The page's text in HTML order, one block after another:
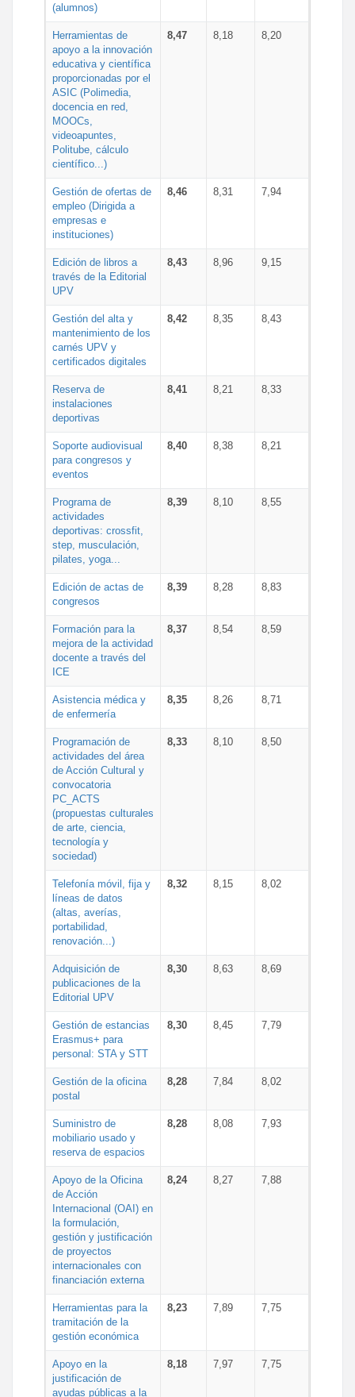
(alumnos)
Herramientas de
apoyo a la innovación
educativa y científica
proporcionadas por el
ASIC (Polimedia,
docencia en red,
MOOCs,
videoapuntes,
Politube, cálculo
científico...)
8,47 8,18 8,20
Gestión de ofertas de
empleo (Dirigida a
empresas e
instituciones)
8,46 8,31 7,94
Edición de libros a
través de la Editorial
UPV
8,43 8,96 9,15
Gestión del alta y
mantenimiento de los
carnés UPV y
certificados digitales
8,42 8,35 8,43
Reserva de
instalaciones
deportivas
8,41 8,21 8,33
Soporte audiovisual
para congresos y
eventos
8,40 8,38 8,21
Programa de
actividades
deportivas: crossfit,
step, musculación,
pilates, yoga...
8,39 8,10 8,55
Edición de actas de
congresos
8,39 8,28 8,83
Formación para la
mejora de la actividad
docente a través del
ICE
8,37 8,54 8,59
Asistencia médica y
de enfermería
8,35 8,26 8,71
Programación de
actividades del área
de Acción Cultural y
convocatoria
PC_ACTS
(propuestas culturales
de arte, ciencia,
tecnología y
sociedad)
8,33 8,10 8,50
Telefonía móvil, fija y
líneas de datos
(altas, averías,
portabilidad,
renovación...)
8,32 8,15 8,02
Adquisición de
publicaciones de la
Editorial UPV
8,30 8,63 8,69
Gestión de estancias
Erasmus+ para
personal: STA y STT
8,30 8,45 7,79
Gestión de la oficina
postal
8,28 7,84 8,02
Suministro de
mobiliario usado y
reserva de espacios
8,28 8,08 7,93
Apoyo de la Oficina
de Acción
Internacional (OAI) en
la formulación,
gestión y justificación
de proyectos
internacionales con
financiación externa
8,24 8,27 7,88
Herramientas para la
tramitación de la
gestión económica
8,23 7,89 7,75
Apoyo en la
justificación de
ayudas públicas a la
8,18 7,97 7,75